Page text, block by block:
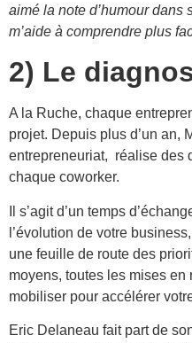
aimé la note d’humour dans
m’aide à comprendre plus
2) Le
A la Ruche, chaque
projet. Depuis plus d’un an,
entrepreneuriat, réalise des
chaque coworker.
Il s’agit d’un temps
l’évolution de votre
une feuille de route des
moyens, toutes les mises
mobiliser pour accélérer
Eric Delaneau fait part de